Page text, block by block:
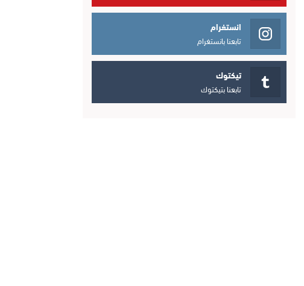
انستغرام
تابعنا بانستغرام
تيكتوك
تابعنا بتيكتوك